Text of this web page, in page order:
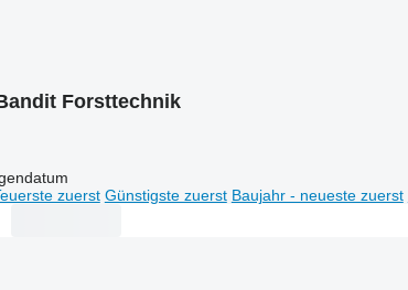
Forsttechnik
zuerst Günstigste zuerst Baujahr - neueste zuerst